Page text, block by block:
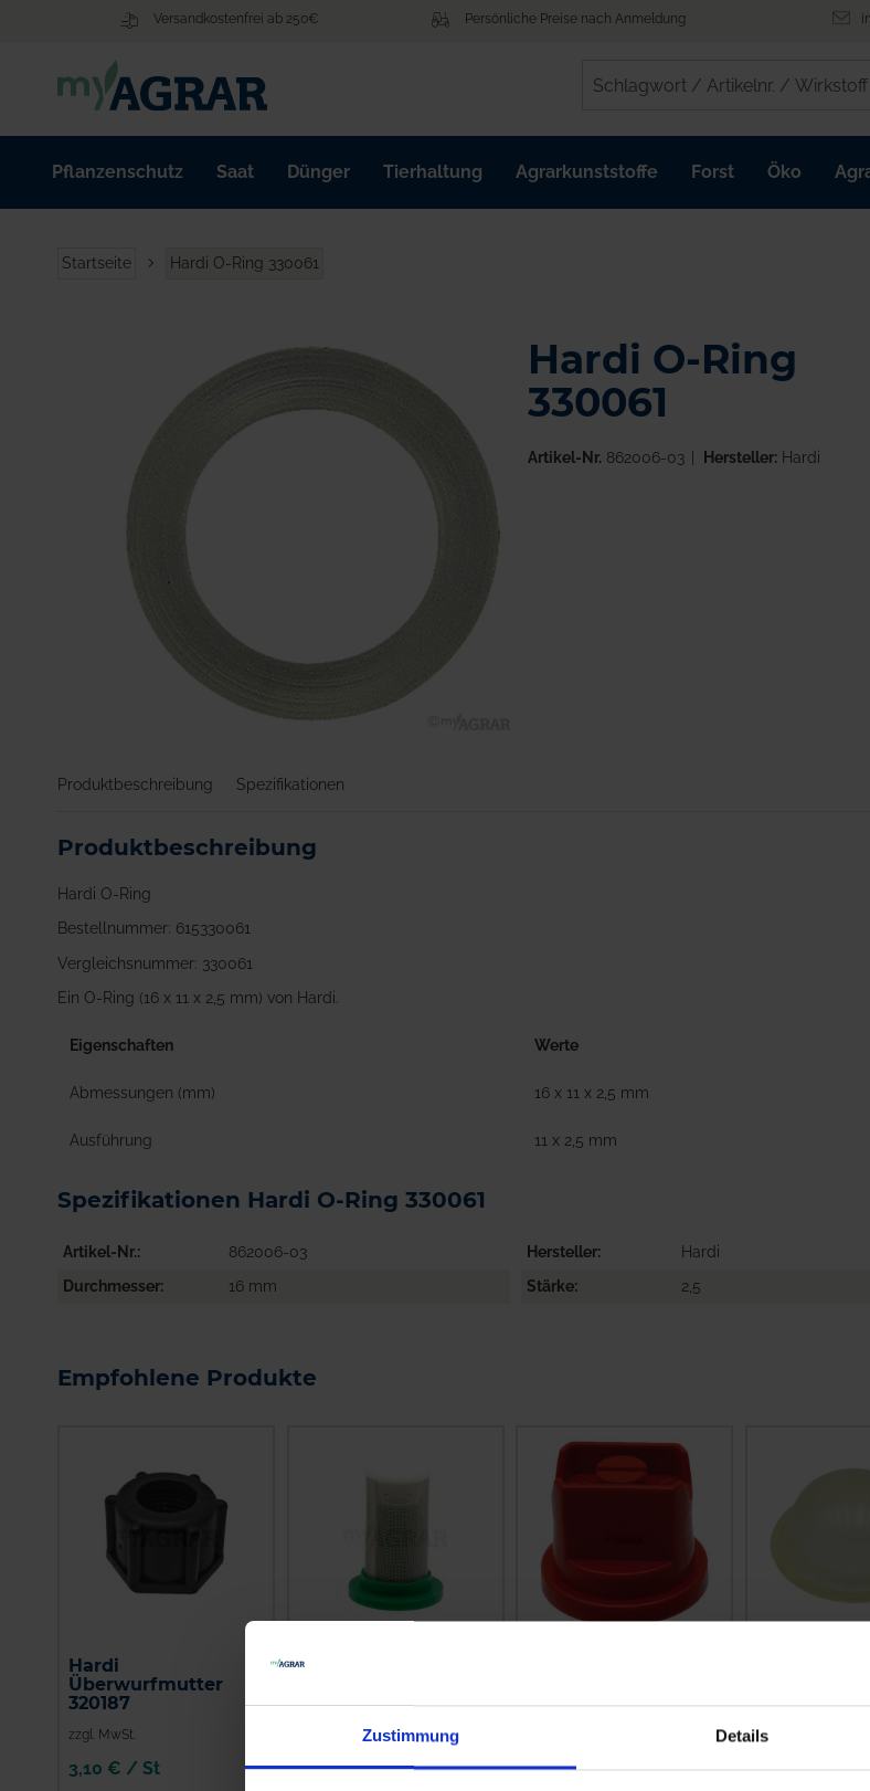
Zustimmung Details
Versandkostenfrei ab 250€ Persönliche Preise nach Anmeldung
Pflanzenschutz Saat Dünger Tierhaltung Agrarkunststoffe Forst Öko
Startseite Hardi O-Ring 330061
der
springen
Hardi O-Ring
330061
Artikel-Nr. 862006-03 Hersteller:Hardi
Produktbeschreibung Spezifikationen
Produktbeschreibung
Hardi O-Ring
Bestellnummer: 615330061
Vergleichsnummer: 330061
Ein O-Ring (16 x 11 x 2,5 mm) von Hardi.
Eigenschaften Werte
Abmessungen (mm) 16 x 11 x 2,5 mm
Ausführung 11 x 2,5 mm
Spezifikationen Hardi O-Ring 330061
Artikel-Nr. 862006-03 Hersteller
Hardi
Durchmesser
16 mm Stärke 2,5
Empfohlene Produkte
Hardi
Überwurfmutter
320187
zzgl. MwSt.
3,10 € / St
Agrotop
grün, schwarz
zzgl. MwSt.
4,38 € / St
110 Grad
2,32 € / St
zzgl. MwSt.
60,28 € / St